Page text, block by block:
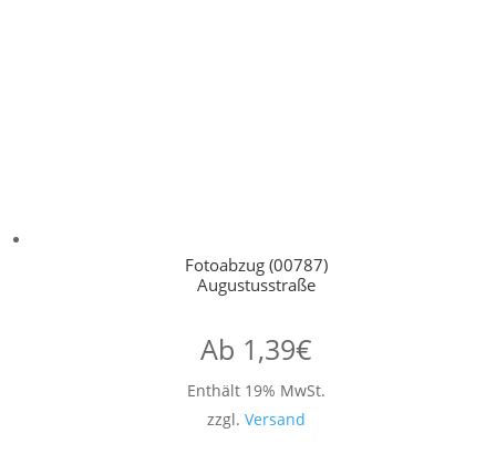
Fotoabzug (00787)
Augustusstraße
Ab 1,39€
Enthält 19% MwSt.
zzgl. Versand